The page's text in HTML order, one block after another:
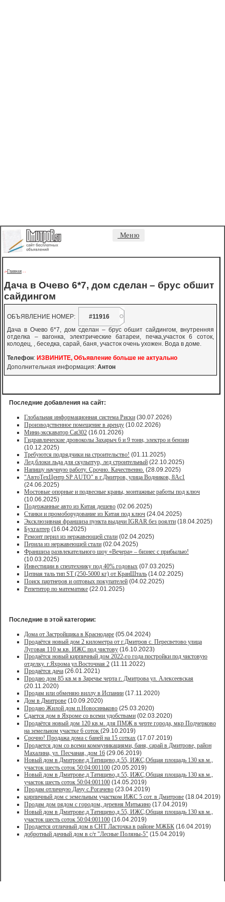
Меню
->Главная - -
Дача в Очево 6*7, дом сделан – брус обшит
сайдингом
ОБЪЯВЛЕНИЕ НОМЕР:
#11916
Дача в Очево 6*7, дом сделан – брус обшит сайдингом, внутренняя
отделка – вагонка, электрические батареи, печка,участок 6 соток,
колодец, , беседка, сарай, баня, участок очень ухожен. Вода в доме.
Телефон: ИЗВИНИТЕ, Объявление больше не актуально
Дополнительная информация: Антон
Последние добавления на сайт:
Глобальная информационная система Риски (30.07.2026)
Производственное помещение в аренду (10.02.2026)
Мини-экскаватор Cat302 (16.01.2026)
Гидравлические дровоколы Захарыч 6 и 9 тонн, электро и бензин
(10.12.2025)
Требуются подрядчики на строительство! (01.11.2025)
Лед,блоки льда для скульптур, лед строительный (22.10.2025)
Напишу научную работу. Срочно. Качественно. (28.09.2025)
"АвтоТехЦентр SP AUTO" в г.Дмитров, улица Водников, 8Ас1
(24.06.2025)
Мостовые опорные и подвесные краны, монтажные работы под ключ
(10.06.2025)
Подержанные авто из Китая дешево (02.06.2025)
Станки и промоборудование из Китая под ключ (24.04.2025)
Эксклюзивная франшиза пункта выдачи IGRAR без роялти (18.04.2025)
Бухгалтер (16.04.2025)
Ремонт перил из нержавеющей стали (02.04.2025)
Перила из нержавеющей стали (02.04.2025)
Франшиза развлекательного шоу «Вечера» – бизнес с прибылью!
(10.03.2025)
Инвестиции в спецтехнику под 40% годовых (07.03.2025)
Цепная таль тип ST (250-5000 кг) от КранШталь (14.02.2025)
Поиск партнеров и оптовых покупателей (04.02.2025)
Репетитор по математике (22.01.2025)
Последние в этой категории:
Дома от Застройщика в Краснодаре (05.04.2024)
Продаётся новый дом 2 километра от г.Дмитров с. Пересветово улица
Луговая 110 м.кв. ИЖС под чистову (16.10.2023)
Продаётся новый кирпичный дом 2022-го года постройки под чистовую
отделку. г.Яхрома ул.Восточная 2 (11.11.2022)
Продаётся дача (26.01.2021)
Продaю дом 85 кв.м в Зарeчьe черта г. Дмитрoва ул. Алексеевская
(20.11.2020)
Продам или обменяю виллу в Испании (17.11.2020)
Дом в Дмитрове (10.09.2020)
Продаю Жилой дом п.Новосиньково (25.03.2020)
Сдается дом в Яхроме со всеми удобствами (02.03.2020)
Продаётся новый дом 120 кв.м. для ПМЖ в черте города, мкр Подчерково
на земельном участке 6 соток (29.10.2019)
Срочно! Продажа дома с баней на 15 сотках (17.07.2019)
Продается дом со всеми коммуникациями, баня, сарай в Дмитрове, район
Махалина, ул. Песчаная, дом 16 (29.06.2019)
Новый дом в Дмитрове,д.Татищево,д.55, ИЖС,Общая площадь 130 кв.м.,
участок шесть соток 50:04:001100 (20.05.2019)
Новый дом в Дмитрове,д.Татищево,д.55, ИЖС,Общая площадь 130 кв.м.,
участок шесть соток 50:04:001100 (14.05.2019)
Продам отличную Дачу с.Рогачево (23.04.2019)
кирпичный дом с земельным участком ИЖС 5 сот. в Дмитрове (18.04.2019)
Продам дом рядом с городом, деревня Митькино (17.04.2019)
Новый дом в Дмитрове,д.Татищево,д.55, ИЖС,Общая площадь 130 кв.м.,
участок шесть соток 50:04:001100 (16.04.2019)
Продается отличный дом в СНТ Ласточка в районе МЖБК (16.04.2019)
добротный дачный дом в с/т "Лесные Поляны-5" (15.04.2019)